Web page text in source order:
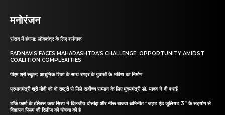
मनोरंजन
संसद में हंगामा: लोकतंत्र के लिए शर्मनाक
FADNAVIS FACES MAHARASHTRA’S CHALLENGE: OPPORTUNITY AMIDST
COALITION COMPLEXITIES
पीएम श्री स्कूल: आधुनिक शिक्षा के साथ राष्ट्र के युवाओं के भविष्य का निर्माण
प्रधानमंत्री श्री मोदी को दो राष्ट्रों से मिले सर्वोच्च सम्मान के लिए मुख्यमंत्री डॉ. यादव ने दी बधाई
टॉर्क फार्मा के टोरेक्स कफ सिरप ने दिलजीत दोसांझ और नीरू बाजवा अभिनीत “जट्ट एंड जूलियट 3” के सहयोग से
विज्ञापन फिल्म की रिलीज की घोषणा की है